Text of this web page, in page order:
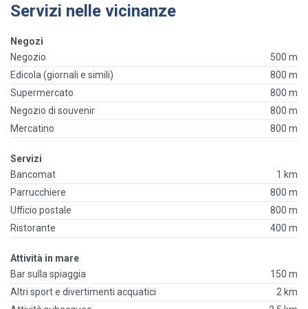
Servizi nelle vicinanze
Negozi
Negozio
500 m
Edicola (giornali e simili)
800 m
Supermercato
800 m
Negozio di souvenir
800 m
Mercatino
800 m
Servizi
Bancomat
1 km
Parrucchiere
800 m
Ufficio postale
800 m
Ristorante
400 m
Attività in mare
Bar sulla spiaggia
150 m
Altri sport e divertimenti acquatici
2 km